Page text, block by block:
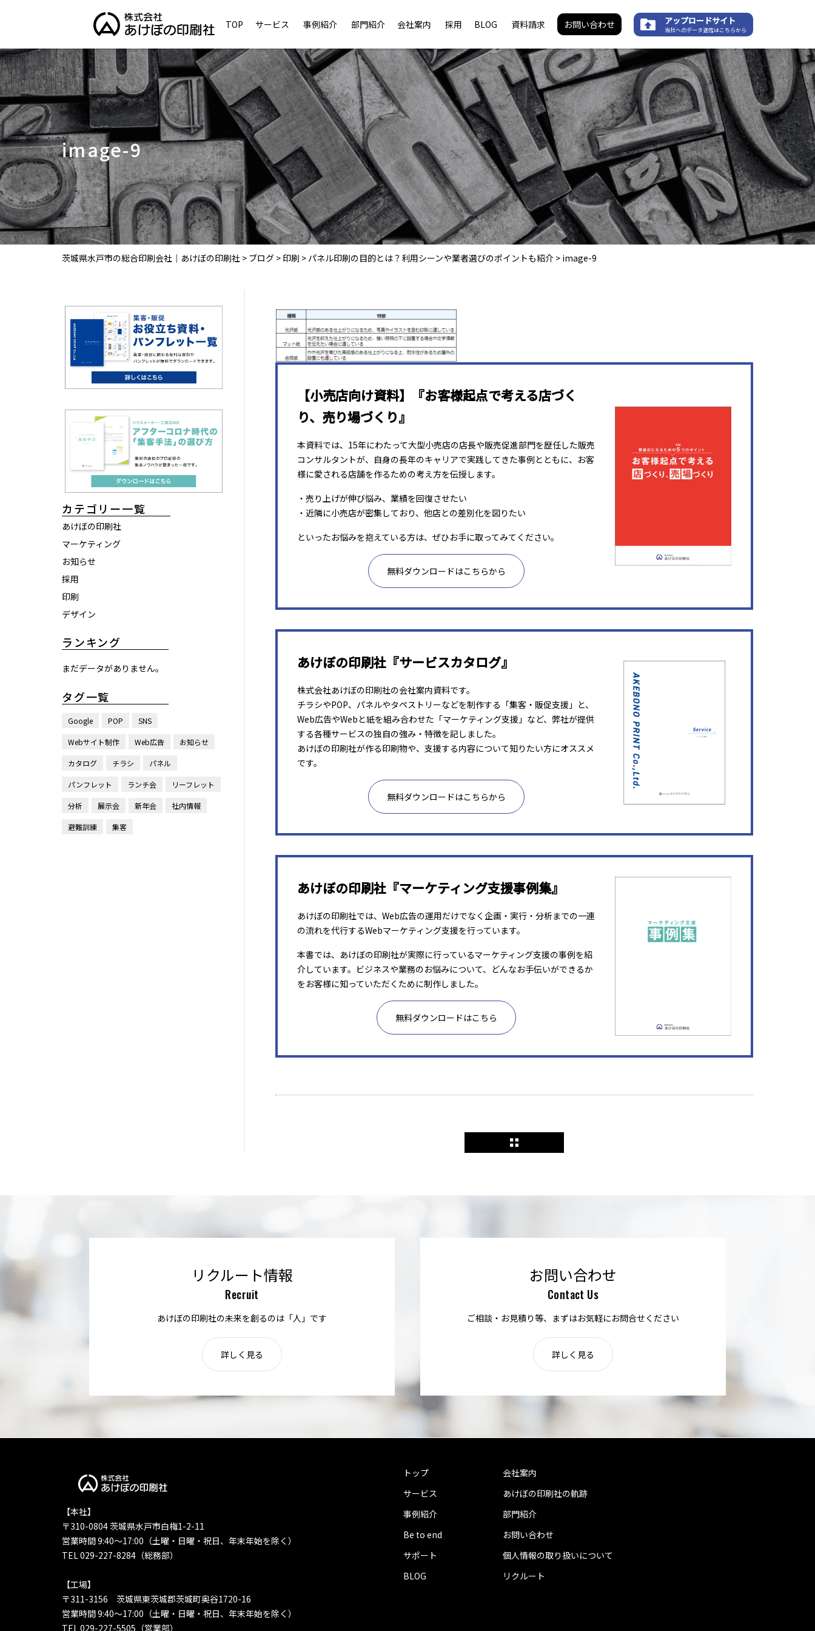
TOP サービス 事例紹介 部門紹介 会社案内 採用 BLOG 資料請求 お問い合わせ アップロードサイト
当社へのデータ送信はこちらから
image-9
茨城県水戸市の総合印刷会社｜あけぼの印刷社 > ブログ > 印刷 > パネル印刷の目的とは？利用シーンや業者選びのポイントも紹介 > image-9
カテゴリー一覧
あけぼの印刷社
マーケティング
お知らせ
採用
印刷
デザイン
ランキング
まだデータがありません。
タグ一覧
Google POP SNS
Webサイト制作 Web広告 お知らせ
カタログ チラシ パネル
パンフレット ランチ会 リーフレット
分析 展示会 新年会 社内情報
避難訓練 集客
【小売店向け資料】『お客様起点で考える店づく
り、売り場づくり』
本資料では、15年にわたって大型小売店の店長や販売促進部門を歴任した販売
コンサルタントが、自身の長年のキャリアで実践してきた事例とともに、お客
様に愛される店舗を作るための考え方を伝授します。
・売り上げが伸び悩み、業績を回復させたい
・近隣に小売店が密集しており、他店との差別化を図りたい
といったお悩みを抱えている方は、ぜひお手に取ってみてください。
無料ダウンロードはこちらから
あけぼの印刷社『サービスカタログ』
株式会社あけぼの印刷社の会社案内資料です。
チラシやPOP、パネルやタペストリーなどを制作する「集客・販促支援」と、
Web広告やWebと紙を組み合わせた「マーケティング支援」など、弊社が提供
する各種サービスの独自の強み・特徴を記しました。
あけぼの印刷社が作る印刷物や、支援する内容について知りたい方にオススメ
です。
無料ダウンロードはこちらから
あけぼの印刷社『マーケティング支援事例集』
あけぼの印刷社では、Web広告の運用だけでなく企画・実行・分析までの一連
の流れを代行するWebマーケティング支援を行っています。
本書では、あけぼの印刷社が実際に行っているマーケティング支援の事例を紹
介しています。ビジネスや業務のお悩みについて、どんなお手伝いができるか
をお客様に知っていただくために制作しました。
無料ダウンロードはこちら
リクルート情報
Recruit
あけぼの印刷社の未来を創るのは「人」です
詳しく見る
お問い合わせ
Contact Us
ご相談・お見積り等、まずはお気軽にお問合せください
詳しく見る
【本社】
〒310-0804 茨城県水戸市白梅1-2-11
営業時間 9:40〜17:00（土曜・日曜・祝日、年末年始を除く）
TEL 029-227-8284（総務部）
【工場】
〒311-3156 茨城県東茨城郡茨城町奥谷1720-16
営業時間 9:40〜17:00（土曜・日曜・祝日、年末年始を除く）
TEL 029-227-5505（営業部）
トップ
サービス
事例紹介
Be to end
サポート
BLOG
会社案内
あけぼの印刷社の軌跡
部門紹介
お問い合わせ
個人情報の取り扱いについて
リクルート